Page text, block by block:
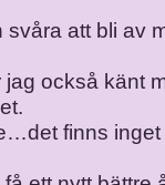
att bli av
också känt
finns inget